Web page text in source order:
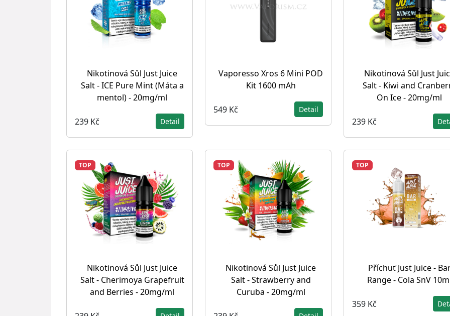
Nikotinová Sůl Just Juice
Salt - ICE Pure Mint (Máta a
mentol) - 20mg/ml
239 Kč Detail
Vaporesso Xros 6 Mini POD
Kit 1600 mAh
549 Kč Detail
Nikotinová Sůl Just
Salt - Kiwi and
On Ice - 20mg/ml
239 Kč
TOP
Nikotinová Sůl Just Juice
Salt - Cherimoya Grapefruit
and Berries - 20mg/ml
TOP
Nikotinová Sůl Just Juice
Salt - Strawberry and
Curuba - 20mg/ml
TOP
Příchuť Just Juice -
Range - Cola SnV
359 Kč